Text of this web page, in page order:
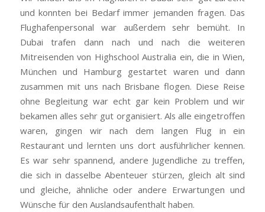
und konnten bei Bedarf immer jemanden fragen. Das
Flughafenpersonal war außerdem sehr bemüht. In
Dubai trafen dann nach und nach die weiteren
Mitreisenden von Highschool Australia ein, die in Wien,
München und Hamburg gestartet waren und dann
zusammen mit uns nach Brisbane flogen. Diese Reise
ohne Begleitung war echt gar kein Problem und wir
bekamen alles sehr gut organisiert. Als alle eingetroffen
waren, gingen wir nach dem langen Flug in ein
Restaurant und lernten uns dort ausführlicher kennen.
Es war sehr spannend, andere Jugendliche zu treffen,
die sich in dasselbe Abenteuer stürzen, gleich alt sind
und gleiche, ähnliche oder andere Erwartungen und
Wünsche für den Auslandsaufenthalt haben.